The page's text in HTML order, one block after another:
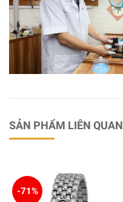
SẢN PHẨM LIÊN QUAN
-71%